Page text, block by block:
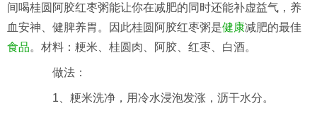
间喝桂圆阿胶红枣粥能让你在减肥的同时还能补虚益气，养
血安神、健脾养胃。因此桂圆阿胶红枣粥是健康减肥的最佳
食品。材料：粳米、桂圆肉、阿胶、红枣、白酒。
做法：
1、粳米洗净，用冷水浸泡发涨，沥干水分。